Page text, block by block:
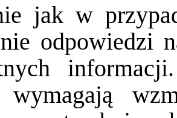
jak w
odpowiedzi
wymagają